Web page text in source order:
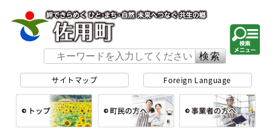
サイトマップ Foreign Language